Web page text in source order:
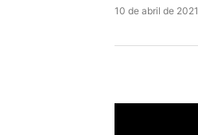
10 de abril de 2021